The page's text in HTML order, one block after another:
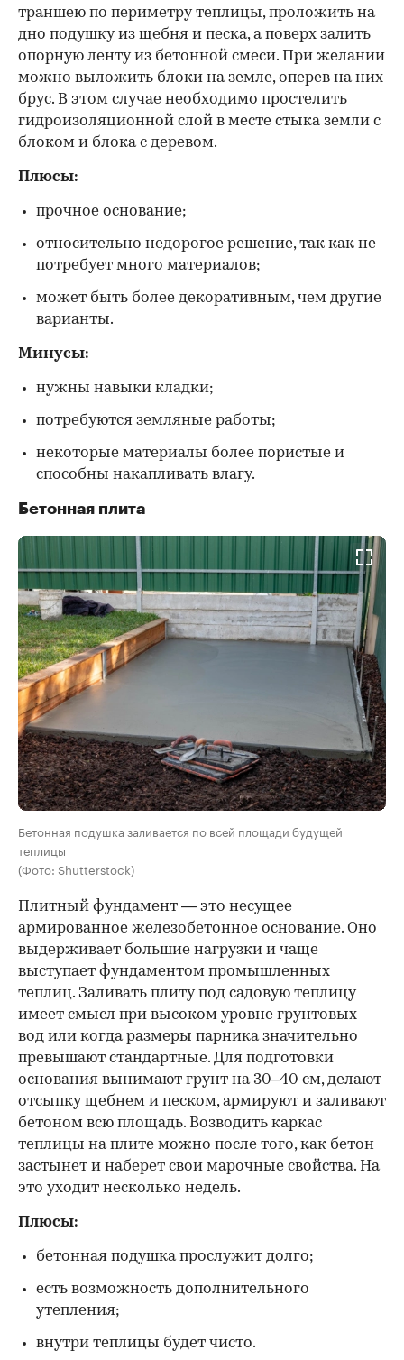
траншею по периметру теплицы, проложить на
дно подушку из щебня и песка, а поверх залить
опорную ленту из бетонной смеси. При желании
можно выложить блоки на земле, оперев на них
брус. В этом случае необходимо простелить
гидроизоляционной слой в месте стыка земли с
блоком и блока с деревом.
Плюсы:
прочное основание;
относительно недорогое решение, так как не
потребует много материалов;
может быть более декоративным, чем другие
варианты.
Минусы:
нужны навыки кладки;
потребуются земляные работы;
некоторые материалы более пористые и
способны накапливать влагу.
Бетонная плита
Бетонная подушка заливается по всей площади будущей
теплицы
(Фото: Shutterstock)
Плитный фундамент — это несущее
армированное железобетонное основание. Оно
выдерживает большие нагрузки и чаще
выступает фундаментом промышленных
теплиц. Заливать плиту под садовую теплицу
имеет смысл при высоком уровне грунтовых
вод или когда размеры парника значительно
превышают стандартные. Для подготовки
основания вынимают грунт на 30–40 см, делают
отсыпку щебнем и песком, армируют и заливают
бетоном всю площадь. Возводить каркас
теплицы на плите можно после того, как бетон
застынет и наберет свои марочные свойства. На
это уходит несколько недель.
Плюсы:
бетонная подушка прослужит долго;
есть возможность дополнительного
утепления;
внутри теплицы будет чисто.